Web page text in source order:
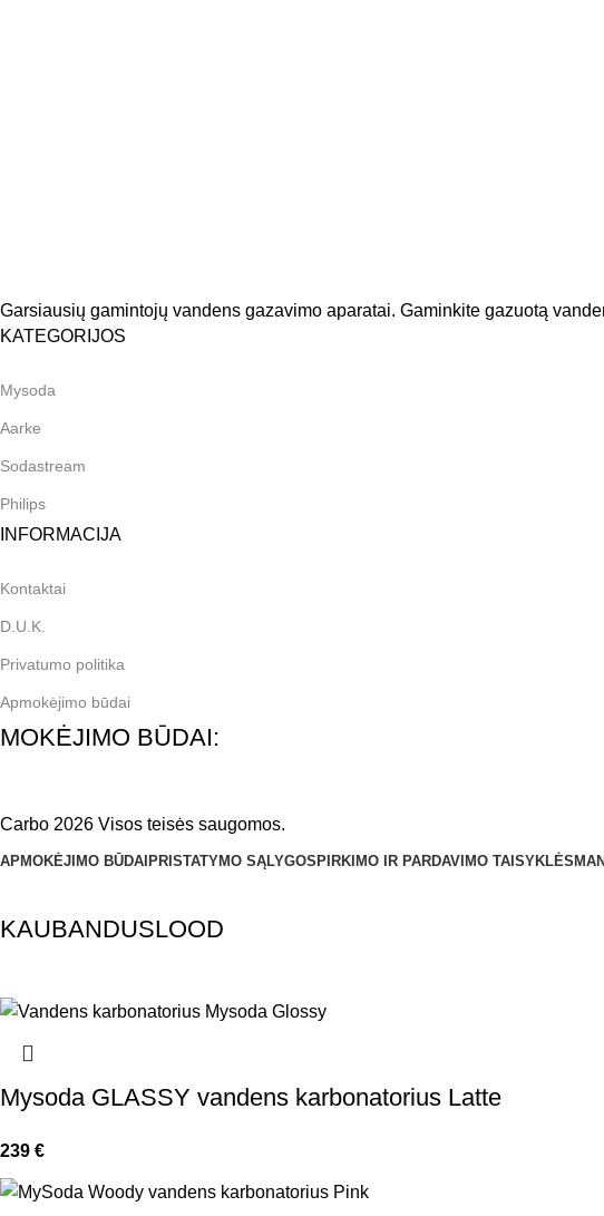
Garsiausių gamintojų vandens gazavimo aparatai. Gaminkite gazuotą
KATEGORIJOS
Mysoda
Aarke
Sodastream
Philips
INFORMACIJA
Kontaktai
D.U.K.
Privatumo politika
Apmokėjimo būdai
MOKĖJIMO BŪDAI:
Carbo 2026 Visos teisės saugomos.
APMOKĖJIMO BŪDAI PRISTATYMO SĄLYGOS PIRKIMO IR PARDAVIMO TAISYKLĖS
KAUBANDUSLOOD
Mysoda GLASSY vandens karbonatorius Latte
239 €